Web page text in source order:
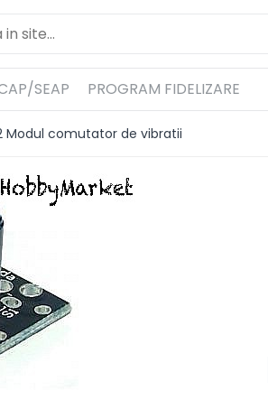
SEAP PROGRAM FIDELIZARE
Modul comutator de vibratii